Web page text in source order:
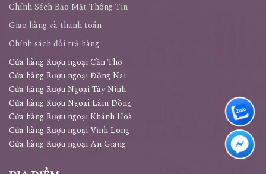
Chính Sách Bảo Mật Thông Tin
Giao hàng và thanh toán
Chính sách đổi trả hàng
Cửa hàng Rượu ngoại Cần Thơ
Cửa hàng Rượu ngoại Đồng Nai
Cửa hàng Rượu Ngoại Tây Ninh
Cửa hàng Rượu Ngoại Lâm Đồng
Cửa hàng Rượu ngoại Khánh Hoà
Cửa hàng Rượu ngoại Vĩnh Long
Cửa hàng Rượu ngoại An Giang